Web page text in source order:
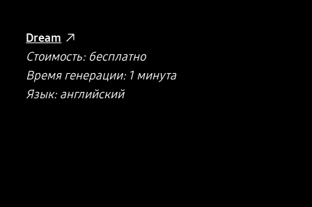
Dream
Стоимость: бесплатно
Время генерации: 1 минута
Язык: английский